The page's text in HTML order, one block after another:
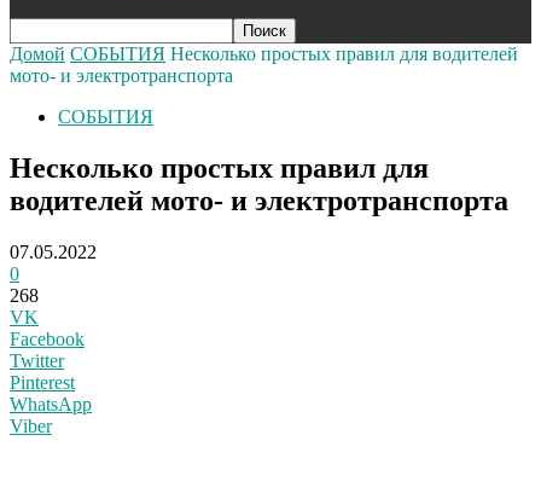
Домой СОБЫТИЯ Несколько простых правил для водителей
мото- и электротранспорта
СОБЫТИЯ
Несколько простых правил для
водителей мото- и электротранспорта
07.05.2022
0
268
VK
Facebook
Twitter
Pinterest
WhatsApp
Viber